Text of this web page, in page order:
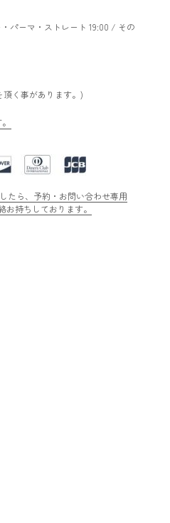
パーマ・ストレート 19:00 / その
く事があります。)
たら、予約・お問い合わせ専用
お持ちしております。